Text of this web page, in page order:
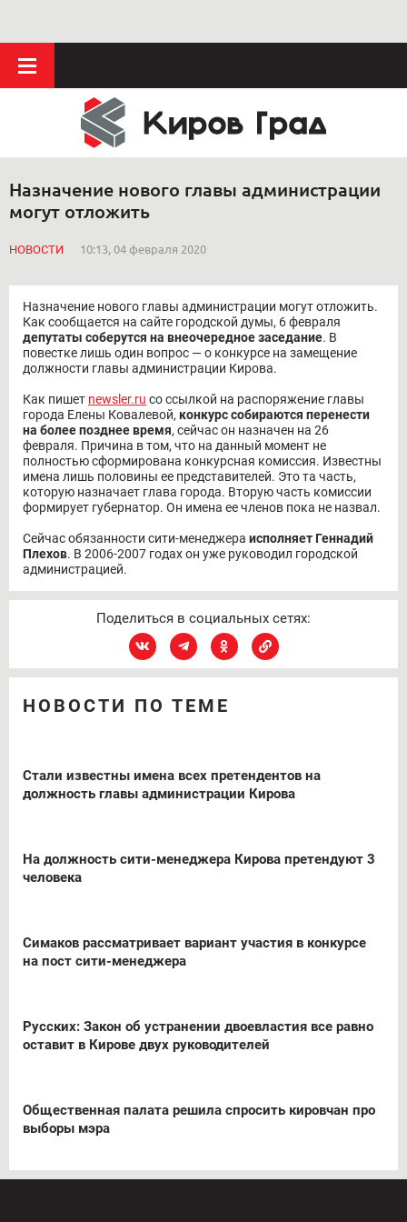
Назначение нового главы администрации
могут отложить
НОВОСТИ 10:13, 04 февраля 2020
Назначение нового главы администрации могут отложить.
Как сообщается на сайте городской думы, 6 февраля
депутаты соберутся на внеочередное заседание. В
повестке лишь один вопрос — о конкурсе на замещение
должности главы администрации Кирова.
Как пишет newsler.ru со ссылкой на распоряжение главы
города Елены Ковалевой, конкурс собираются перенести
на более позднее время, сейчас он назначен на 26
февраля. Причина в том, что на данный момент не
полностью сформирована конкурсная комиссия. Известны
имена лишь половины ее представителей. Это та часть,
которую назначает глава города. Вторую часть комиссии
формирует губернатор. Он имена ее членов пока не назвал.
Сейчас обязанности сити-менеджера исполняет Геннадий
Плехов. В 2006-2007 годах он уже руководил городской
администрацией.
Поделиться в социальных сетях:
НОВОСТИ ПО ТЕМЕ
Стали известны имена всех претендентов на
должность главы администрации Кирова
На должность сити-менеджера Кирова претендуют 3
человека
Симаков рассматривает вариант участия в конкурсе
на пост сити-менеджера
Русских: Закон об устранении двоевластия все равно
оставит в Кирове двух руководителей
Общественная палата решила спросить кировчан про
выборы мэра